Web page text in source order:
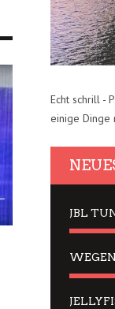
Echt schrill -
einige Dinge